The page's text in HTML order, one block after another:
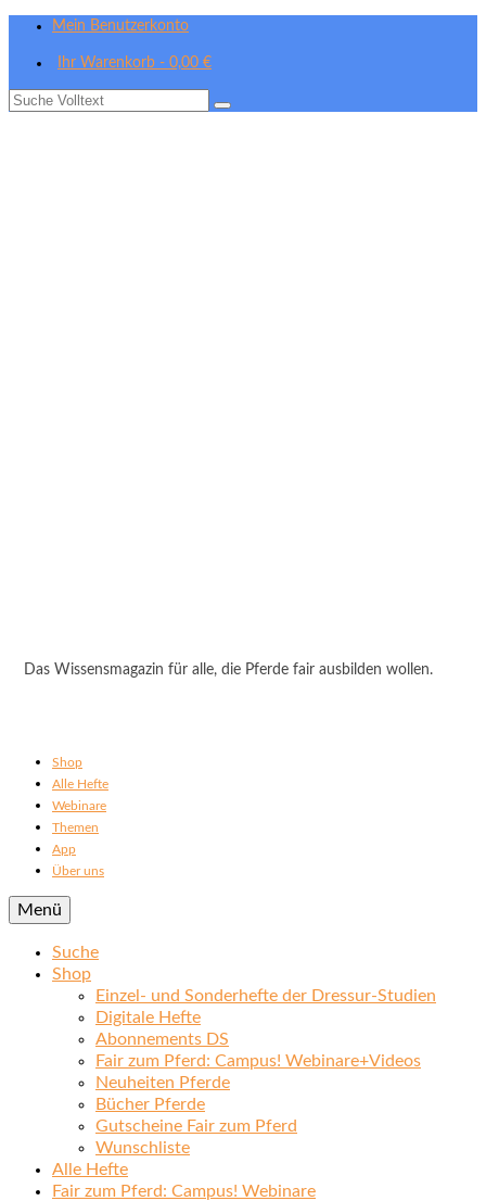
Mein Benutzerkonto
Ihr Warenkorb - 0,00 €
Suche
Das Wissensmagazin für alle, die Pferde fair ausbilden wollen.
Shop
Alle Hefte
Webinare
Themen
App
Über uns
Menü
Suche
Shop
Einzel- und Sonderhefte der Dressur-Studien
Digitale Hefte
Abonnements DS
Fair zum Pferd: Campus! Webinare+Videos
Neuheiten Pferde
Bücher Pferde
Gutscheine Fair zum Pferd
Wunschliste
Alle Hefte
Fair zum Pferd: Campus! Webinare